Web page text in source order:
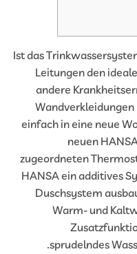
Ist das
Leitungen den
andere
einfach in eine
neuen
zugeordneten
HANSA ein
Duschsystem
Warm- und
sprudelndes